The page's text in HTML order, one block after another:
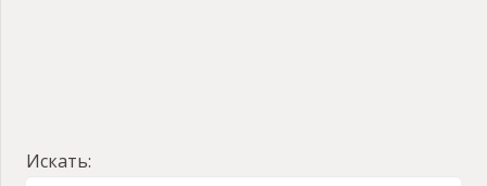
Искать: